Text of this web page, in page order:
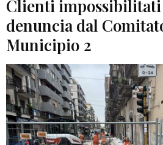
Clienti impossibilitati
denuncia dal
Municipio 2